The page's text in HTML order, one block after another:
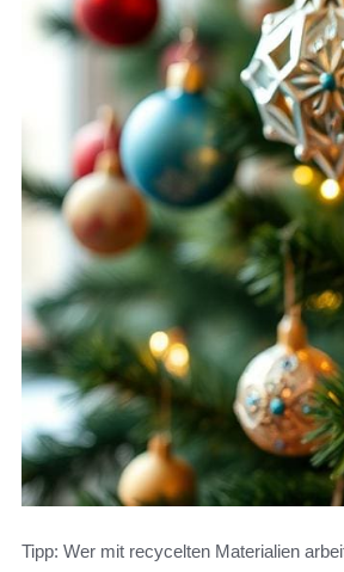
Tipp: Wer mit recycelten Materialien